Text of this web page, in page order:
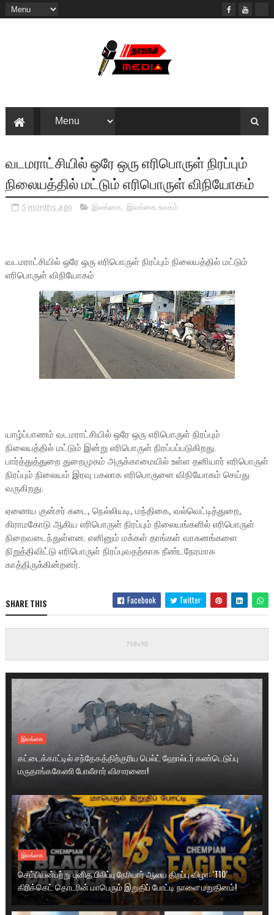
வடமராட்சியில் ஒரே ஒரு எரிபொருள் நிரப்பும்
நிலையத்தில் மட்டும் எரிபொருள் விநியோகம்
5 months ago இலங்கை, இலங்கை.உலகம்
வடமராட்சியில் ஒரே ஒரு எரிபொருள் நிரப்பும் நிலையத்தில் மட்டும்
எரிபொருள் விநியோகம்
யாழ்ப்பாணம் வடமராட்சியில் ஒரே ஒரு எரிபொருள் நிரப்பும்
நிலையத்தில் மட்டும் இன்று எரிபொருள் நிரப்பப்படுகிறது.
பார்த்துத்துறை துறைமுகம் அருக்காமையில் உள்ள தனியார் எரிபொருள்
நிரப்பும் நிலையம் இரவு பகலாக எரிபொருளை விநியோகம் செய்து
வருகிறது.
ஏணைய குன்சர் கடை, நெல்லியடி, மந்திகை, வல்வெட்டித்துறை,
கிராமகோடு ஆகிய எரிபொருள் நிரப்பும் நிலையங்களில் எரிபொருள்
நிறைவடைந்துள்ளன. எனினும் மக்கள் தாங்கள் வாகனங்களை
நிறுத்திவிட்டு எரிபொருள் நிரப்புவதற்காக நீண்டநேரமாக
காத்திருக்கின்றனர்.
SHARE THIS Facebook Twitter
இலங்கை
கட்டைக்காட்டில் சந்தேகத்திற்குரிய பெல்ட் ஹோல்டர் கண்டெடுப்பு
மருதாங்ககேணி போலீசார் விசாரணை!
இலங்கை
செம்பியன்பற்று புனித பிலிப்பு நேரியார் ஆலய திறப்பு விழா: ‘T10’
கிரிக்கெட் தொடரின் மாபெரும் இறுதிப் போட்டி நாளை மறுதினம்!